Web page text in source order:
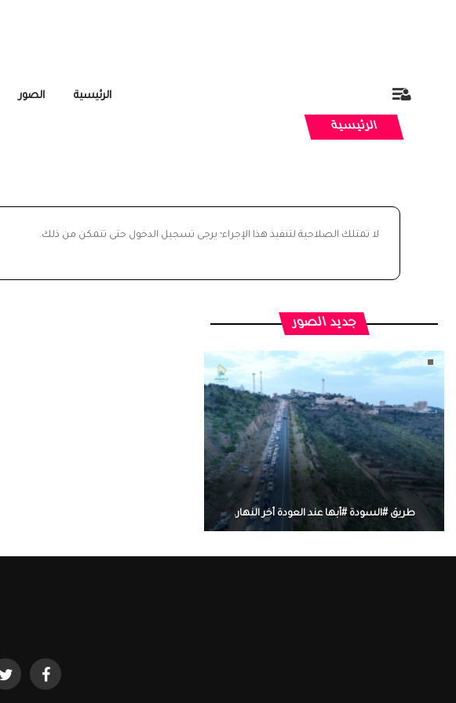
الرئيسية الصور
الرئيسية
لا تمتلك الصلاحية لتنفيذ هذا الإجراء؛ يرجى تسجيل الدخول حتى تتمكن من ذلك.
جديد الصور
طريق #السودة #أبها عند العودة أخر النهار.